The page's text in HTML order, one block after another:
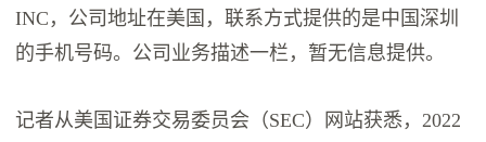
INC，公司地址在美国，联系方式提供的是中国深圳
的手机号码。公司业务描述一栏，暂无信息提供。
记者从美国证券交易委员会（SEC）网站获悉，2022